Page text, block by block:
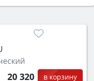
(газовый или
л для семьи,
20 320 в корзину